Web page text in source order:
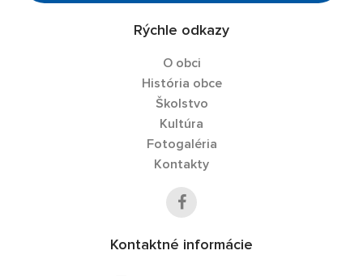
Rýchle odkazy
O obci
História obce
Školstvo
Kultúra
Fotogaléria
Kontakty
Kontaktné informácie